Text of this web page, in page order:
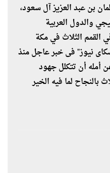
بن عبد العزيز آل سعود،
والدول العربية
القمم الثلاث في مكة
نيوز" فى خبر عاجل منذ
أمله أن تتكلل جهود
بالنجاح لما فيه الخير